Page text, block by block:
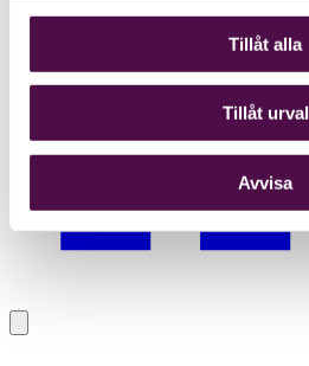
Tillåt alla
Tillåt urval
Avvisa